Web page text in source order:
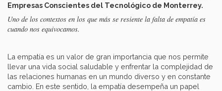
Empresas Conscientes del Tecnológico de Monterrey.
Uno de los contextos en los que más se resiente la falta de empatía es
cuando nos equivocamos.
La empatía es un valor de gran importancia que nos permite
llevar una vida social saludable y enfrentar la complejidad de
las relaciones humanas en un mundo diverso y en constante
cambio. En este sentido, la empatía desempeña un papel